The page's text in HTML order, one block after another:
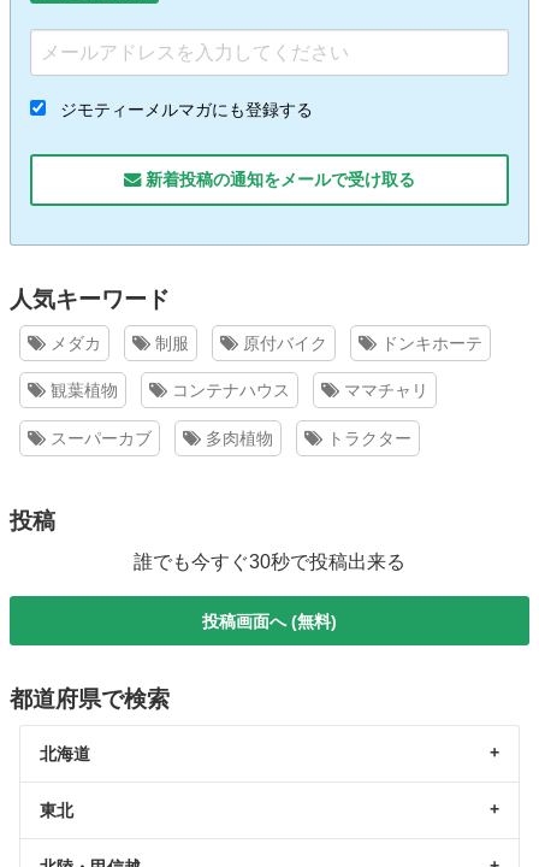
ジモティーメルマガにも登録する
新着投稿の通知をメールで受け取る
人気キーワード
メダカ 制服 原付バイク ドンキホーテ
観葉植物 コンテナハウス ママチャリ
スーパーカブ 多肉植物 トラクター
投稿
誰でも今すぐ30秒で投稿出来る
投稿画面へ (無料)
都道府県で検索
北海道
東北